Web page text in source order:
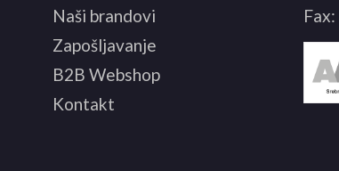
Naši brandovi
Zapošljavanje
B2B Webshop
Kontakt
Fax: